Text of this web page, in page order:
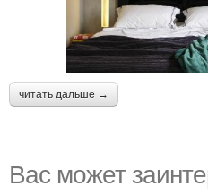
читать дальше →
Вас может